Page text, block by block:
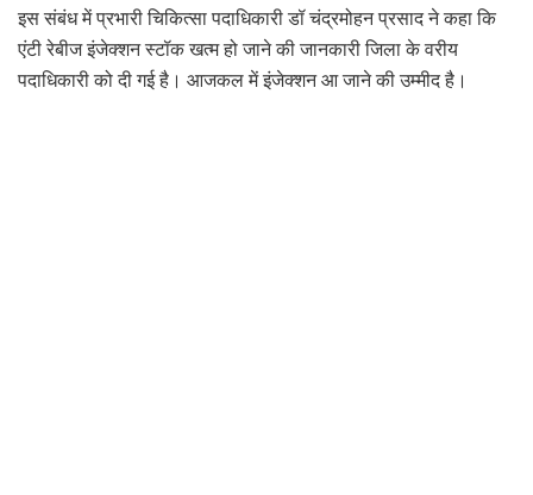
इस संबंध में प्रभारी चिकित्सा पदाधिकारी डॉ चंद्रमोहन प्रसाद ने कहा कि
एंटी रेबीज इंजेक्शन स्टॉक खत्म हो जाने की जानकारी जिला के वरीय
पदाधिकारी को दी गई है। आजकल में इंजेक्शन आ जाने की उम्मीद है।